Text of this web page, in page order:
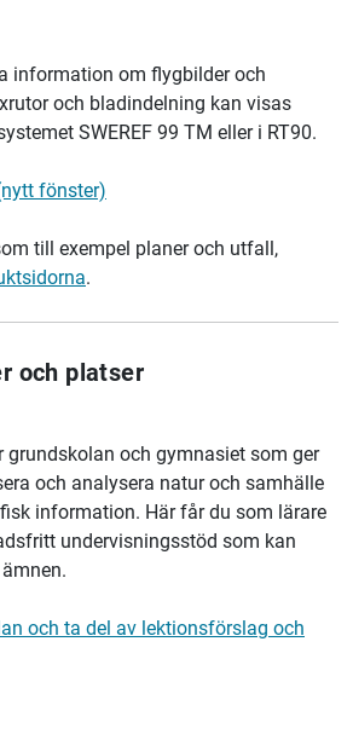
information om flygbilder och
och bladindelning kan visas
SWEREF 99 TM eller i RT90.
fönster)
till exempel planer och utfall,
.
och platser
och gymnasiet som ger
och analysera natur och samhälle
information. Här får du som lärare
undervisningsstöd som kan
och ta del av lektionsförslag och